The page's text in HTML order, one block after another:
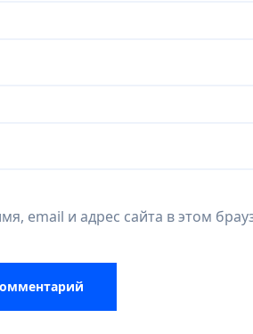
email и адрес сайта в этом